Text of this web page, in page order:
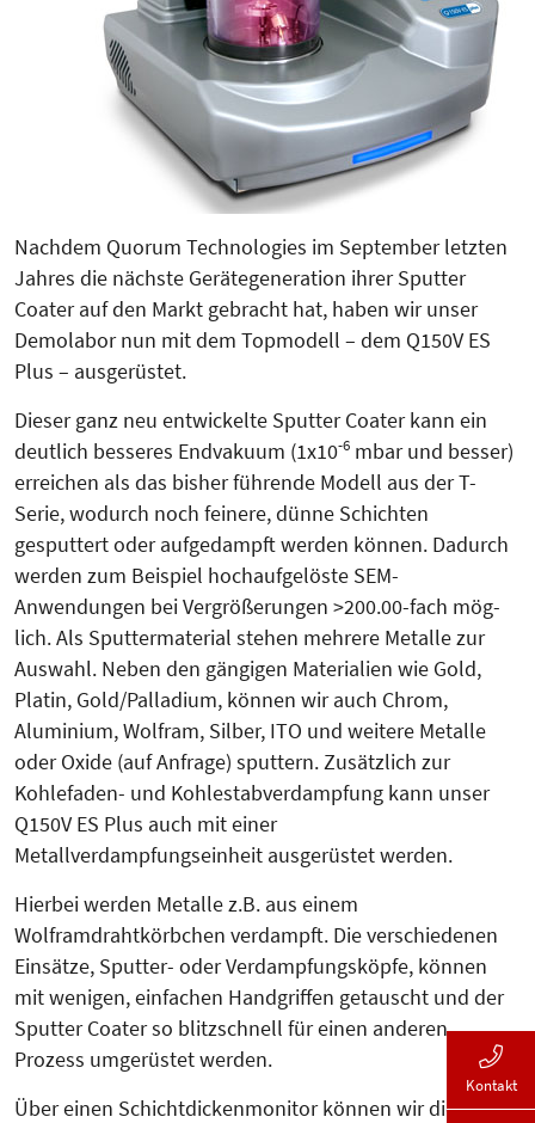
Nachdem Quorum Technologies im September letzten
Jahres die nächste Gerätegeneration ihrer Sputter
Coater auf den Markt gebracht hat, haben wir unser
Demolabor nun mit dem Topmodell – dem Q150V ES
Plus – ausgerüstet.
Dieser ganz neu entwickelte Sputter Coater kann ein
deutlich besseres Endvakuum (1x10-6 mbar und besser)
erreichen als das bisher führende Modell aus der T-
Serie, wodurch noch feinere, dünne Schichten
gesputtert oder aufgedampft werden können. Dadurch
werden zum Beispiel hochaufgelöste SEM-
Anwendungen bei Vergrößerungen >200.00-fach mög­
lich. Als Sputtermaterial stehen mehrere Metalle zur
Auswahl. Neben den gängigen Materialien wie Gold,
Platin, Gold/Palladium, können wir auch Chrom,
Aluminium, Wolfram, Silber, ITO und weitere Metalle
oder Oxide (auf Anfrage) sputtern. Zusätzlich zur
Kohlefaden- und Kohlestabverdampfung kann unser
Q150V ES Plus auch mit einer
Metallverdampfungseinheit ausgerüstet werden.
Hierbei werden Metalle z.B. aus einem
Wolframdrahtkörbchen verdampft. Die verschiedenen
Einsätze, Sputter- oder Verdampfungsköpfe, können
mit wenigen, einfachen Handgriffen getauscht und der
Sputter Coater so blitz­schnell für einen anderen
Prozess um­gerüstet werden.
Über einen Schicht­dickenmonitor können wir die
Kontakt